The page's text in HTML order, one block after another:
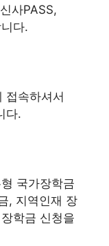
사PASS,
다.
접속하셔서
다.
국가장학금
, 지역인재 장
학금 신청을